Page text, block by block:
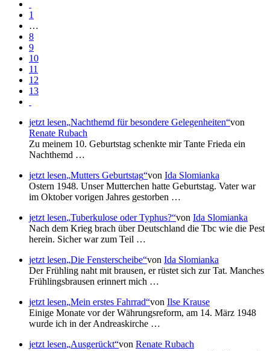
1
…
8
9
10
11
12
13
jetzt lesen Nachthemd für besondere Gelegenheiten von
Renate Rubach
Zu meinem 10. Geburtstag schenkte mir Tante Frieda ein
Nachthemd …
jetzt lesen Mutters Geburtstag von Ida Slomianka
Ostern 1948. Unser Mutterchen hatte Geburtstag. Vater war
im Oktober vorigen Jahres gestorben …
jetzt lesen Tuberkulose oder Typhus? von Ida Slomianka
Nach dem Krieg brach über Deutschland die Tbc wie die Pest
herein. Sicher war zum Teil …
jetzt lesen Die Fensterscheibe von Ida Slomianka
Der Frühling naht mit brausen, er rüstet sich zur Tat. Manches
Frühlingsbrausen erinnert mich …
jetzt lesen Mein erstes Fahrrad von Ilse Krause
Einige Monate vor der Währungsreform, am 14. März 1948
wurde ich in der Andreaskirche …
jetzt lesen Ausgerückt von Renate Rubach